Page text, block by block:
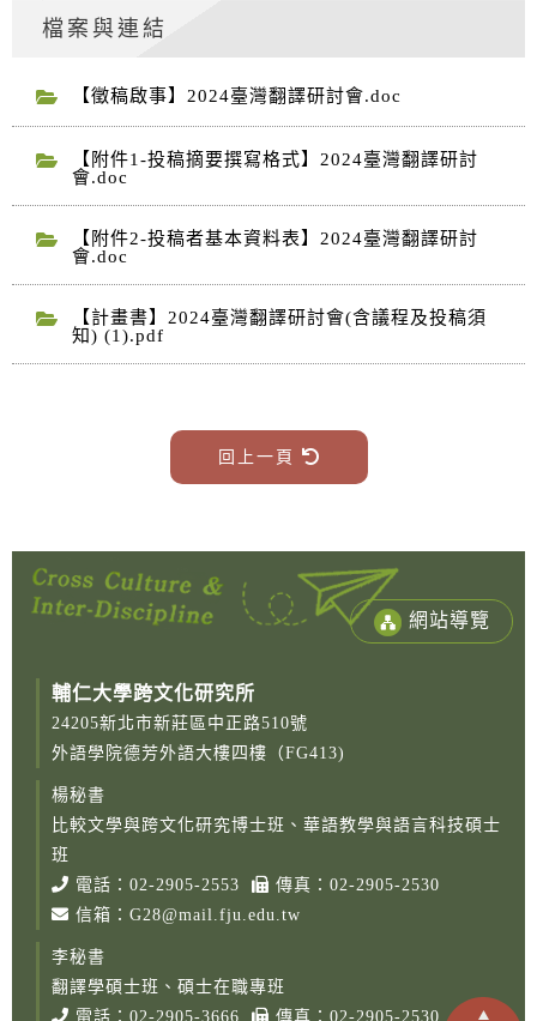
檔案與連結
【徵稿啟事】2024臺灣翻譯研討會.doc
【附件1-投稿摘要撰寫格式】2024臺灣翻譯研討
會.doc
【附件2-投稿者基本資料表】2024臺灣翻譯研討
會.doc
【計畫書】2024臺灣翻譯研討會(含議程及投稿須
知) (1).pdf
回上一頁
網站導覽
輔仁大學跨文化研究所
24205新北市新莊區中正路510號
外語學院德芳外語大樓四樓（FG413)
楊秘書
比較文學與跨文化研究博士班、華語教學與語言科技碩士
班
電話： 02-2905-2553
傳真：02-2905-2530
信箱： G28@mail.fju.edu.tw
李秘書
翻譯學碩士班、碩士在職專班
電話： 02-2905-3666 傳真：02-2905-2530